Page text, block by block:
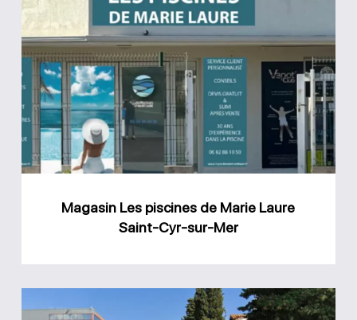
Magasin
Les
piscines
de
Marie
Laure
Saint-
Magasin Les piscines de Marie Laure
Saint-Cyr-sur-Mer
Magasin